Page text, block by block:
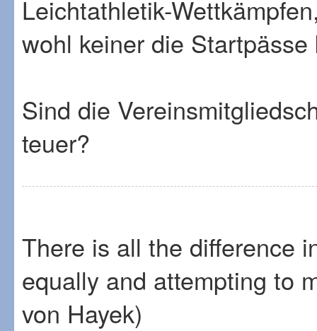
Leichtathletik-
wohl keiner die
Sind die
teuer?
There is all the difference
equally and attempting to
von Hayek)